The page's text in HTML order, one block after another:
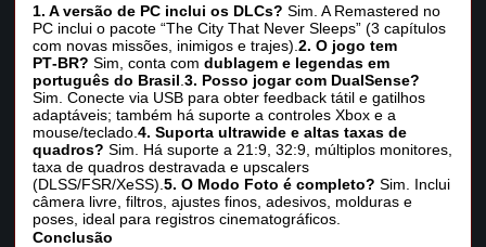
1. A versão de PC inclui os DLCs? Sim. A Remastered no
PC inclui o pacote “The City That Never Sleeps” (3 capítulos
com novas missões, inimigos e trajes).2. O jogo tem
PT‑BR? Sim, conta comdublagem e legendas em
português do Brasil .3. Posso jogar com DualSense?
Sim. Conecte via USB para obter feedback tátil e gatilhos
adaptáveis; também há suporte a controles Xbox e a
mouse/teclado.4. Suporta ultrawide e altas taxas de
quadros? Sim. Há suporte a 21:9, 32:9, múltiplos monitores,
taxa de quadros destravada e upscalers
(DLSS/FSR/XeSS).5. O Modo Foto é completo? Sim. Inclui
câmera livre, filtros, ajustes finos, adesivos, molduras e
poses, ideal para registros cinematográficos.
Conclusão